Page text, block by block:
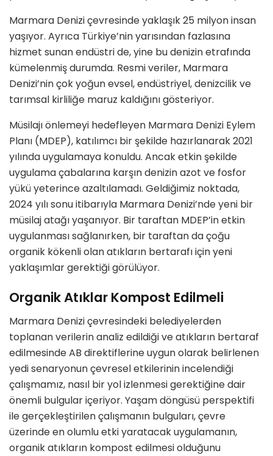
Marmara Denizi çevresinde yaklaşık 25 milyon insan
yaşıyor. Ayrıca Türkiye’nin yarısından fazlasına
hizmet sunan endüstri de, yine bu denizin etrafında
kümelenmiş durumda. Resmi veriler, Marmara
Denizi’nin çok yoğun evsel, endüstriyel, denizcilik ve
tarımsal kirliliğe maruz kaldığını gösteriyor.
Müsilajı önlemeyi hedefleyen Marmara Denizi Eylem
Planı (MDEP), katılımcı bir şekilde hazırlanarak 2021
yılında uygulamaya konuldu. Ancak etkin şekilde
uygulama çabalarına karşın denizin azot ve fosfor
yükü yeterince azaltılamadı. Geldiğimiz noktada,
2024 yılı sonu itibarıyla Marmara Denizi’nde yeni bir
müsilaj atağı yaşanıyor. Bir taraftan MDEP’in etkin
uygulanması sağlanırken, bir taraftan da çoğu
organik kökenli olan atıkların bertarafı için yeni
yaklaşımlar gerektiği görülüyor.
Organik Atıklar Kompost Edilmeli
Marmara Denizi çevresindeki belediyelerden
toplanan verilerin analiz edildiği ve atıkların bertaraf
edilmesinde AB direktiflerine uygun olarak belirlenen
yedi senaryonun çevresel etkilerinin incelendiği
çalışmamız, nasıl bir yol izlenmesi gerektiğine dair
önemli bulgular içeriyor. Yaşam döngüsü perspektifi
ile gerçekleştirilen çalışmanın bulguları, çevre
üzerinde en olumlu etki yaratacak uygulamanın,
organik atıkların kompost edilmesi olduğunu